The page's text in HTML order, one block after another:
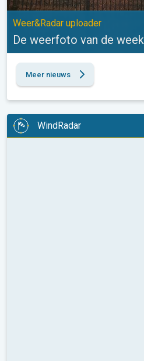
Weer&Radar uploader
De weerfoto van de week
Meer nieuws
WindRadar